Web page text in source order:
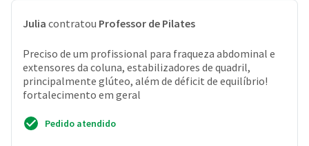
Julia contratou Professor de Pilates
Preciso de um profissional para fraqueza abdominal e
extensores da coluna, estabilizadores de quadril,
principalmente glúteo, além de déficit de equilíbrio!
fortalecimento em geral
Pedido atendido